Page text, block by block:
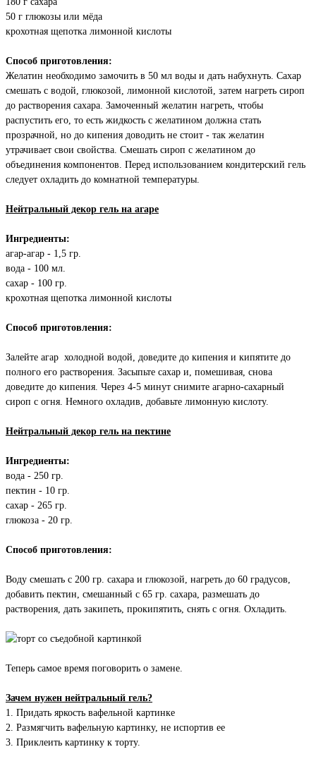
50 г глюкозы или мёда
крохотная щепотка лимонной кислоты
Способ приготовления:
Желатин необходимо замочить в 50 мл воды и дать набухнуть. Сахар
смешать с водой, глюкозой, лимонной кислотой, затем нагреть сироп
до растворения сахара. Замоченный желатин нагреть, чтобы
распустить его, то есть жидкость с желатином должна стать
прозрачной, но до кипения доводить не стоит - так желатин
утрачивает свои свойства. Смешать сироп с желатином до
объединения компонентов. Перед использованием кондитерский гель
следует охладить до комнатной температуры.
Нейтральный декор гель на агаре
Ингредиенты:
агар-агар - 1,5 гр.
вода - 100 мл.
сахар - 100 гр.
крохотная щепотка лимонной кислоты
Способ приготовления:
Залейте агар холодной водой, доведите до кипения и кипятите до
полного его растворения. Засыпьте сахар и, помешивая, снова
доведите до кипения. Через 4-5 минут снимите агарно-сахарный
сироп с огня. Немного охладив, добавьте лимонную кислоту.
Нейтральный декор гель на пектине
Ингредиенты:
вода - 250 гр.
пектин - 10 гр.
сахар - 265 гр.
глюкоза - 20 гр.
Способ приготовления:
Воду смешать с 200 гр. сахара и глюкозой, нагреть до 60 градусов,
добавить пектин, смешанный с 65 гр. сахара, размешать до
растворения, дать закипеть, прокипятить, снять с огня. Охладить.
Теперь самое время поговорить о замене.
Зачем нужен нейтральный гель?
1. Придать яркость вафельной картинке
2. Размягчить вафельную картинку, не испортив ее
3. Приклеить картинку к торту.